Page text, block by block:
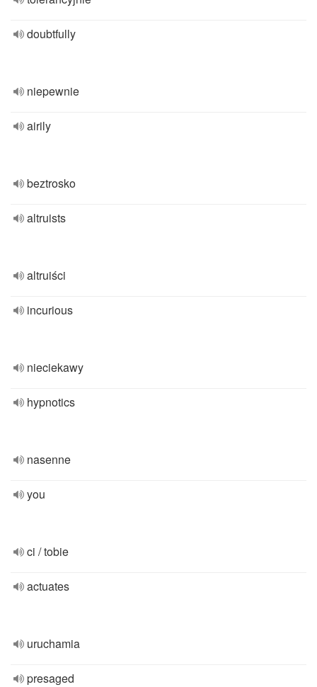
doubtfully
niepewnie
airily
beztrosko
altruists
altruiści
incurious
nieciekawy
hypnotics
nasenne
you
ci / tobie
actuates
uruchamia
presaged